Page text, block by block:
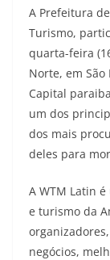
A Prefeitura
Turismo,
quarta-feira
Norte, em
Capital
um dos
dos mais
deles para
A WTM Latin
e turismo da
negócios,